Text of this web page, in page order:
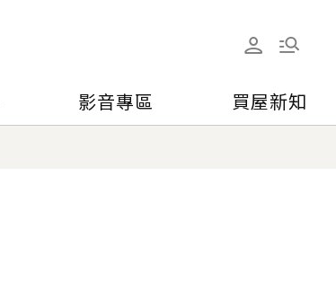
影音專區 買屋新知